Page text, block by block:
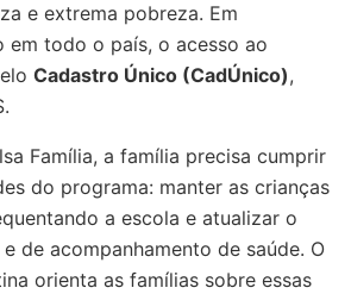
e extrema pobreza. Em
em todo o país, o acesso ao
Cadastro Único (CadÚnico),
Família, a família precisa cumprir
do programa: manter as crianças
a escola e atualizar o
de acompanhamento de saúde. O
orienta as famílias sobre essas